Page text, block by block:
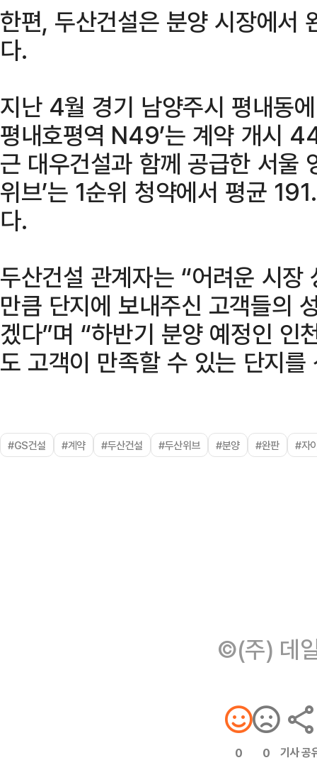
한편, 두산건설은 분양 시장에서
다.
지난 4월 경기 남양주시 평내동
평내호평역 N49’는 계약 개시
근 대우건설과 함께 공급한 서울
위브’는 1순위 청약에서 평균
다.
두산건설 관계자는 “어려운 시
만큼 단지에 보내주신 고객들의
겠다”며 “하반기 분양 예정인
도 고객이 만족할 수 있는 단지
#GS건설 #계약 #두산건설 #두산위브 #분양 #완판 #자
©(주) 데
0 0 기사 공